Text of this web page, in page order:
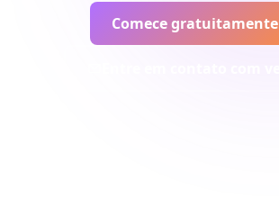
Comece gratuitamente